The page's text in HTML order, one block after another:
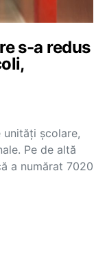
s-a redus
unităţi şcolare,
Pe de altă
a numărat 7020